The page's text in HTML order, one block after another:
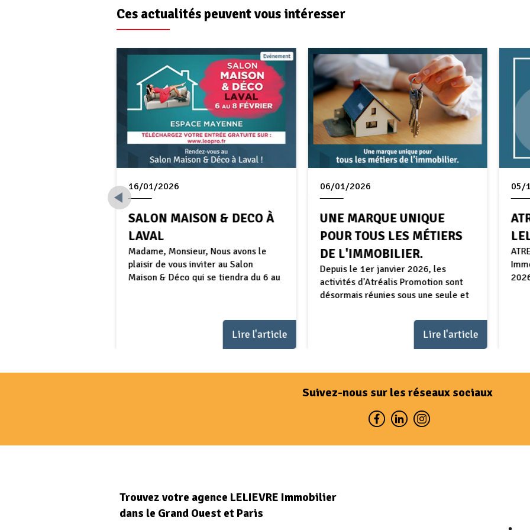
Ces actualités peuvent vous intéresser
16/01/2026
SALON MAISON & DECO À
LAVAL
Madame, Monsieur, Nous avons le
plaisir de vous inviter au Salon
Maison & Déco qui se tiendra du 6 au
Lire l'article
06/01/2026
UNE MARQUE UNIQUE
POUR TOUS LES MÉTIERS
DE L'IMMOBILIER.
Depuis le 1er janvier 2026, les
activités d'Atréalis Promotion sont
désormais réunies sous une seule et
Lire l'article
05/
Suivez-nous sur les réseaux sociaux
Trouvez votre agence LELIEVRE Immobilier
dans le Grand Ouest et Paris